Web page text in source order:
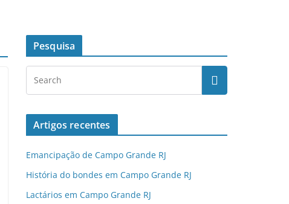
Pesquisa
Artigos recentes
Emancipação de Campo Grande RJ
História do bondes em Campo Grande RJ
Lactários em Campo Grande RJ